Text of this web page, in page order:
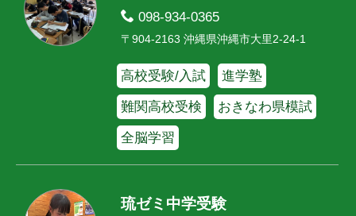
098-934-0365
〒904-2163 沖縄県沖縄市大里2-24-1
高校受験/入試 進学塾
難関高校受検 おきなわ県模試
全脳学習
琉ゼミ中学受験